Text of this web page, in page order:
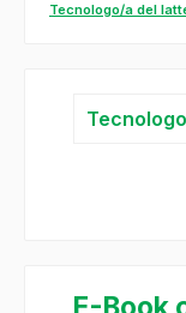
Tecnologo/a del